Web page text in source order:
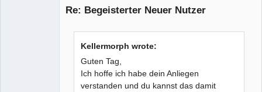
Re: Begeisterter Neuer Nutzer
Kellermorph wrote:
Guten Tag,
Ich hoffe ich habe dein Anliegen
verstanden und du kannst das damit